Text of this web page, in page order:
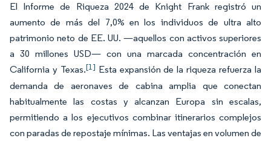
El Informe de Riqueza 2024 de Knight Frank registró un
aumento de más del 7,0% en los individuos de ultra alto
patrimonio neto de EE. UU. —aquellos con activos superiores
a 30 millones USD— con una marcada concentración en
California y Texas.[1] Esta expansión de la riqueza refuerza la
demanda de aeronaves de cabina amplia que conectan
habitualmente las costas y alcanzan Europa sin escalas,
permitiendo a los ejecutivos combinar itinerarios complejos
con paradas de repostaje mínimas. Las ventajas en volumen de